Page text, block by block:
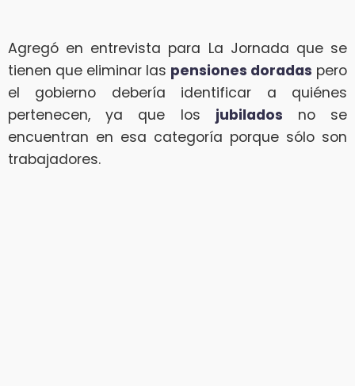
Agregó en entrevista para La Jornada que se
tienen que eliminar las pensiones doradas pero
el gobierno debería identificar a quiénes
pertenecen, ya que los jubilados no se
encuentran en esa categoría porque sólo son
trabajadores.